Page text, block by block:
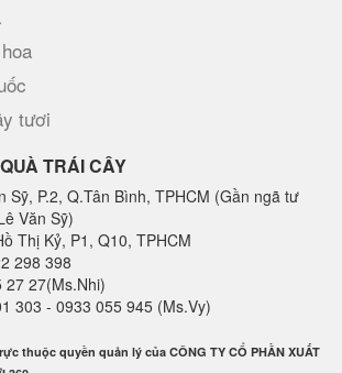
tươi
TRÁI CÂY
Sỹ, P.2, Q.Tân Bình, TPHCM (Gần ngã tư
Văn Sỹ)
Thị Kỷ, P1, Q10, TPHCM
298 398
27 27(Ms.Nhi)
303 - 0933 055 945 (Ms.Vy)
thuộc quyền quản lý của CÔNG TY CỔ PHẦN XUẤT